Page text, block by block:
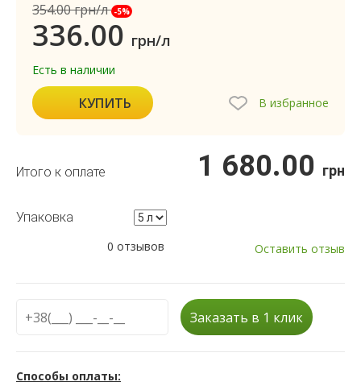
354.00грн/л -5%
336.00 грн/л
Есть в наличии
КУПИТЬ В избранное
Итого к оплате 1 680.00 грн
Упаковка
0 отзывов
Оставить отзыв
Заказать в 1 клик
Способы оплаты: